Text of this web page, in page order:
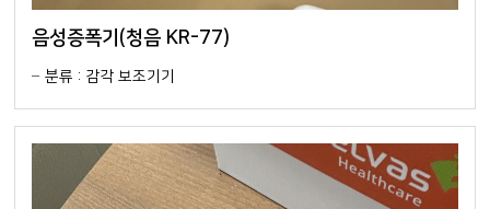
음성증폭기(청음 KR-77)
분류 : 감각 보조기기